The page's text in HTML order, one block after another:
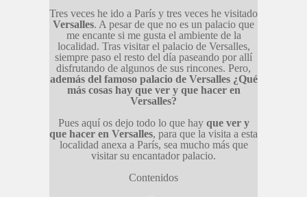
Tres veces he ido a París y tres veces he visitado
Versalles. A pesar de que no es un palacio que
me encante si me gusta el ambiente de la
localidad. Tras visitar el palacio de Versalles,
siempre paso el resto del día paseando por allí
disfrutando de algunos de sus rincones. Pero,
además del famoso palacio de Versalles ¿Qué
más cosas hay que ver y que hacer en
Versalles?
Pues aquí os dejo todo lo que hay que ver y
que hacer en Versalles, para que la visita a esta
localidad anexa a París, sea mucho más que
visitar su encantador palacio.
Contenidos